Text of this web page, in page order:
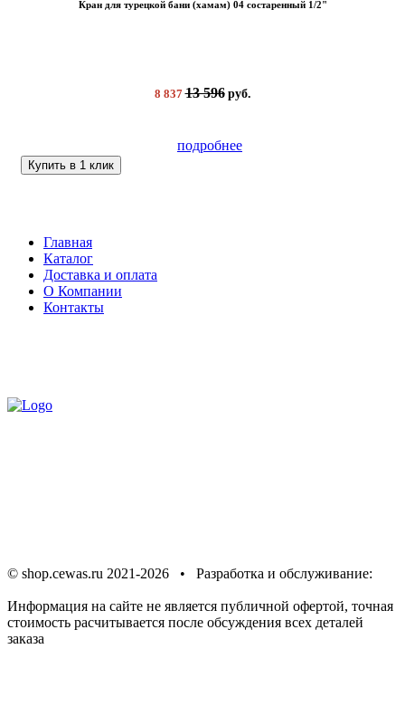
Кран для турецкой бани (хамам) 04 состаренный 1/2"
8 837 13 596 руб.
подробнее
Купить в 1 клик
Главная
Каталог
Доставка и оплата
О Компании
Контакты
© shop.cewas.ru 2021-2026 • Разработка и обслуживание:
Информация на сайте не является публичной офертой, точная
стоимость расчитывается после обсуждения всех деталей
заказа